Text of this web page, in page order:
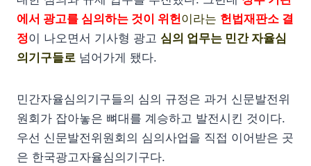
에서 광고를 심의하는 것이 위헌이라는 헌법재판소 결
정이 나오면서 기사형 광고 심의 업무는 민간 자율심
의기구들로 넘어가게 됐다.
민간자율심의기구들의 심의 규정은 과거 신문발전위
원회가 잡아놓은 뼈대를 계승하고 발전시킨 것이다.
우선 신문발전위원회의 심의사업을 직접 이어받은 곳
은 한국광고자율심의기구다.